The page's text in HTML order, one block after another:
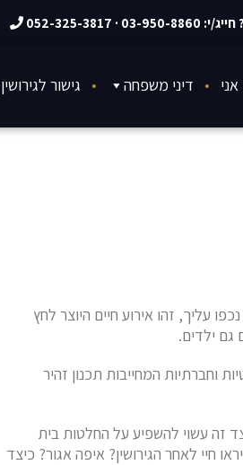
י: 03-950-8860
·
052-325-3817
דיני משפחה גישור לגירושין
עליך, זהו אירוע חיים היוצר לחץ
גם ילדים.
וחברתיות המחייבות תכנון זהיר
זה עשוי להשפיע על החלטות בית
חיי לאחר הגירושין? איפה אגור? כיצד